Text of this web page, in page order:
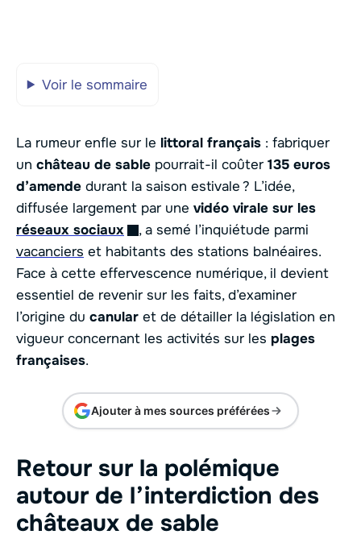
Voir le sommaire
La rumeur enfle sur le littoral français : fabriquer
un château de sable pourrait-il coûter 135 euros
d’amende durant la saison estivale ? L’idée,
diffusée largement par une vidéo virale sur les
réseaux sociaux
, a semé l’inquiétude parmi
vacanciers et habitants des stations balnéaires.
Face à cette effervescence numérique, il devient
essentiel de revenir sur les faits, d’examiner
l’origine du canular et de détailler la législation en
vigueur concernant les activités sur les plages
françaises.
Ajouter à mes sources préférées
Retour sur la polémique
autour de l’interdiction des
châteaux de sable